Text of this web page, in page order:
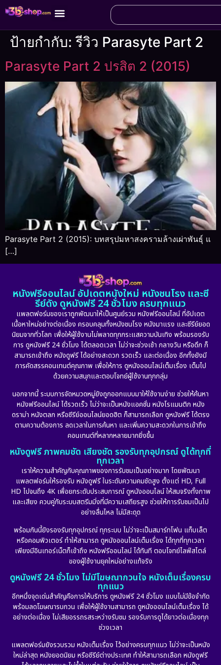
ป้ายกำกับ:รีวิว Parasyte Part 2
Parasyte Part 2 ปรสิต 2 (2015)
Parasyte Part 2 (2015): บทสรุปมหาสงครามล้างเผ่าพันธุ์ แ
[…]
หนังฟรีออนไลน์ อัปเดตหนังใหม่ หนังชนโรง และซี
รีย์ดัง ดูหนังฟรี 24 ชั่วโมง ครบทุกแนว
แพลตฟอร์มของเราถูกพัฒนาให้เป็นศูนย์รวม หนังฟรีออนไลน์ ที่อัปเดต
เนื้อหาใหม่อย่างต่อเนื่อง ครอบคลุมทั้งหนังชนโรง หนังมาแรง และซีรีย์ยอด
นิยมจากทั่วโลก เพื่อให้ผู้ใช้งานไม่พลาดทุกกระแสความบันเทิง พร้อมรองรับ
การ ดูหนังฟรี 24 ชั่วโมง ได้ตลอดเวลา ไม่ว่าจะช่วงเช้า กลางวัน หรือดึก ก็
สามารถเข้าถึง หนังดูฟรี ได้อย่างสะดวก รวดเร็ว และต่อเนื่อง อีกทั้งยังมี
การคัดสรรคอนเทนต์คุณภาพ เพื่อให้การ ดูหนังออนไลน์เต็มเรื่อง เต็มไป
ด้วยความสนุกและตอบโจทย์ผู้ใช้งานทุกกลุ่ม
นอกจากนี้ ระบบการจัดหมวดหมู่ยังถูกออกแบบมาให้ใช้งานง่าย ช่วยให้ค้นหา
หนังฟรีออนไลน์ ได้รวดเร็ว ไม่ว่าจะเป็นหนังแอคชั่น หนังโรแมนติก หนัง
ดราม่า หนังตลก หรือซีรีย์ออนไลน์ยอดฮิต ก็สามารถเลือก ดูหนังฟรี ได้ตรง
ตามความต้องการ ลดเวลาในการค้นหา และเพิ่มความสะดวกในการเข้าถึง
คอนเทนต์ที่หลากหลายมากยิ่งขึ้น
หนังดูฟรี ภาพคมชัด เสียงชัด รองรับทุกอุปกรณ์ ดูได้ทุกที่
ทุกเวลา
เราให้ความสำคัญกับคุณภาพของการรับชมเป็นอย่างมาก โดยพัฒนา
แพลตฟอร์มให้รองรับ หนังดูฟรี ในระดับความคมชัดสูง ตั้งแต่ HD, Full
HD ไปจนถึง 4K เพื่อยกระดับประสบการณ์ ดูหนังออนไลน์ ให้สมจริงทั้งภาพ
และเสียง ควบคู่กับระบบสตรีมมิ่งที่มีความเสถียรสูง ช่วยให้การรับชมเป็นไป
อย่างลื่นไหล ไม่มีสะดุด
พร้อมกันนี้ยังรองรับทุกอุปกรณ์ ทุกระบบ ไม่ว่าจะเป็นสมาร์ทโฟน แท็บเล็ต
หรือคอมพิวเตอร์ ทำให้สามารถ ดูหนังออนไลน์เต็มเรื่อง ได้ทุกที่ทุกเวลา
เพียงมีอินเทอร์เน็ตก็เข้าถึง หนังฟรีออนไลน์ ได้ทันที ตอบโจทย์ไลฟ์สไตล์
ของผู้ใช้งานยุคใหม่อย่างแท้จริง
ดูหนังฟรี 24 ชั่วโมง ไม่มีโฆษณากวนใจ หนังเต็มเรื่องครบ
ทุกแนว
อีกหนึ่งจุดเด่นสำคัญคือการให้บริการ ดูหนังฟรี 24 ชั่วโมง แบบไม่มีข้อจำกัด
พร้อมลดโฆษณารบกวน เพื่อให้ผู้ใช้งานสามารถ ดูหนังออนไลน์เต็มเรื่อง ได้
อย่างต่อเนื่อง ไม่เสียอรรถรสระหว่างรับชม รองรับการดูได้ยาวต่อเนื่องทุก
ช่วงเวลา
แพลตฟอร์มยังรวบรวม หนังเต็มเรื่อง ไว้อย่างครบทุกแนว ไม่ว่าจะเป็นหนัง
ใหม่ล่าสุด หนังยอดนิยม หรือซีรีย์ต่างประเทศ ทำให้สามารถเลือก หนังดูฟรี